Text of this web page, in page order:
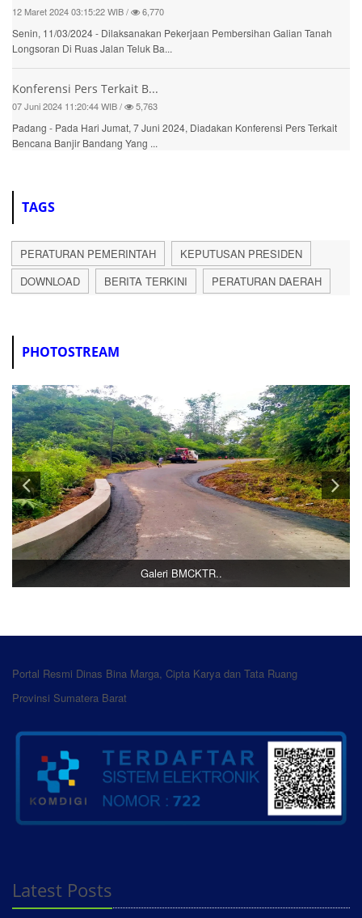
12 Maret 2024 03:15:22 WIB / 6,770
Senin, 11/03/2024 - Dilaksanakan Pekerjaan Pembersihan Galian Tanah
Longsoran Di Ruas Jalan Teluk Ba...
Konferensi Pers Terkait B...
07 Juni 2024 11:20:44 WIB / 5,763
Padang - Pada Hari Jumat, 7 Juni 2024, Diadakan Konferensi Pers Terkait
Bencana Banjir Bandang Yang ...
TAGS
PERATURAN PEMERINTAH
KEPUTUSAN PRESIDEN
DOWNLOAD
BERITA TERKINI PERATURAN DAERAH
PHOTOSTREAM
Galeri BMCKTR..
Portal Resmi Dinas Bina Marga, Cipta Karya dan Tata Ruang
Provinsi Sumatera Barat
Latest Posts